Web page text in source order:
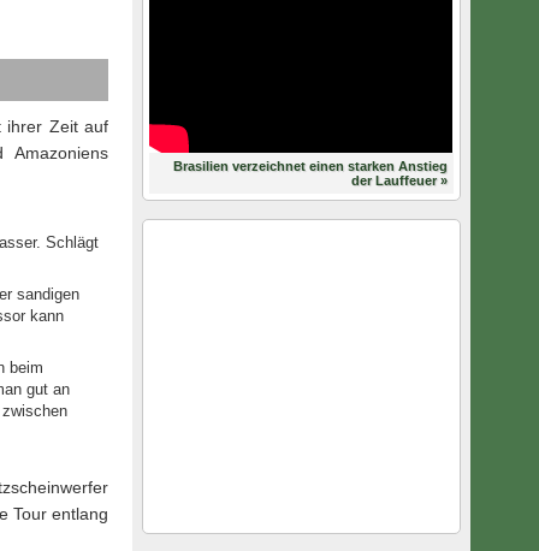
ihrer Zeit auf
Amazoniens
Schlägt
sandigen
kann
beim
gut an
Tour entlang
Brasilien verzeichnet einen starken Anstieg
der Lauffeuer »